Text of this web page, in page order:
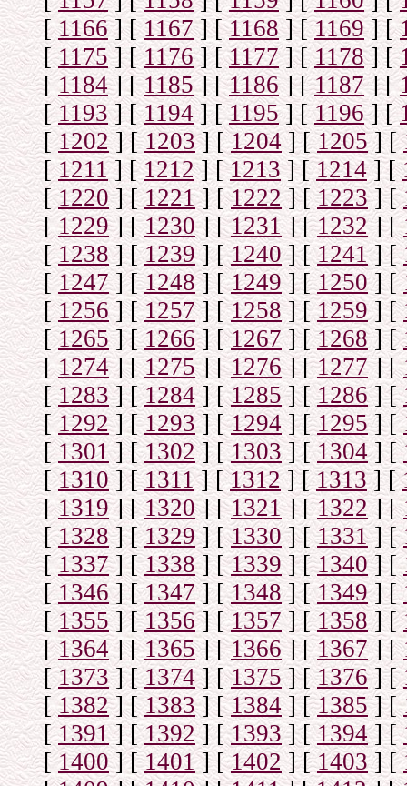
[1166] [1167] [1168] [1169] [
[1175] [1176] [1177] [1178] [
[1184] [1185] [1186] [1187] [
[1193] [1194] [1195] [1196] [
[1202] [1203] [1204] [1205] [
[1211] [1212] [1213] [1214] [
[1220] [1221] [1222] [1223] [
[ 1229] [1230] [1231] [1232] [
[1238] [1239] [1240] [1241] [
[1247] [1248] [1249 ] [1250] [
[1256] [1257] [1258] [1259] [
[1265] [1266] [1267] [1268] [
[1274] [1275] [1276] [1277] [
[1283] [1284] [1285] [1286] [
[1292] [1293] [1294 ] [1295] [
[1301] [1302] [1303] [1304] [
[1310] [1311] [1312] [1313] [
[1319] [1320] [1321] [1322] [
[1328] [1329] [1330] [1331] [
[1337] [1338] [1339] [1340] [
[1346] [1347] [1348] [1349] [
[1355] [1356] [1357] [1358] [
[1364] [1365] [1366] [1367] [
[1373] [1374] [1375] [1376] [
[1382] [1383] [1384] [1385] [
[1391] [1392] [1393] [1394] [
[1400] [1401] [1402] [1403] [